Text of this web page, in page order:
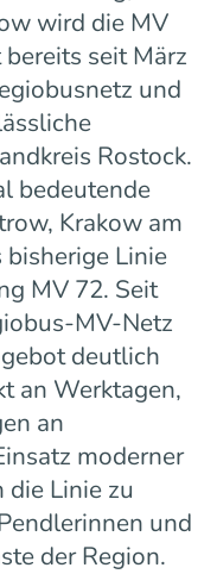
wird die MV
seit März
und
Rostock.
bedeutende
Krakow am
Linie
MV 72. Seit
MV-Netz
deutlich
an Werktagen,
an
moderner
Linie zu
und
der Region.